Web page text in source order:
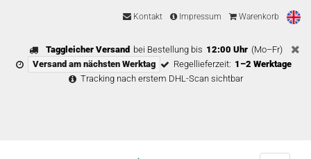
Kontakt Impressum Warenkorb
Taggleicher Versand bei Bestellung bis 12:00 Uhr (Mo–Fr)
Versand am nächsten Werktag
Regellieferzeit: 1–2 Werktage
Tracking nach erstem DHL-Scan sichtbar